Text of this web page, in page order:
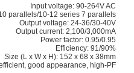
Input voltage: 90-264V AC
parallels/10-12 series 7 parallels
Output voltage: 24-36/30-40V
Output current: 2,100/3,000mA
Power factor: 0.95/0.95
Efficiency: 91/90%
Size (L x W x H): 152 x 68 x 38mm
good appearance, high-PF